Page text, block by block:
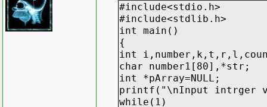
#include<stdio.h>
#include<stdlib.h>
int main()
{
int
char number1[80],*str;
int *pArray=NULL;
printf("\nInput intrger
while(1)